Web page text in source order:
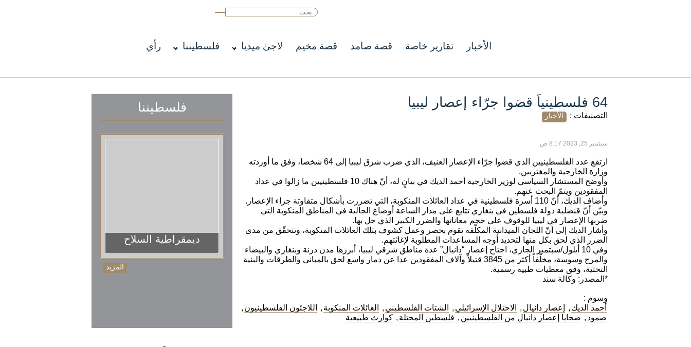
الأخبار تقارير خاصة قصة صامد قصة مخيم لاجئ ميديا فلسطيننا رأي
64 فلسطينياً قضوا جرّاء إعصار ليبيا
التصنيفات : الأخبار
سبتمبر 25, 2023 8:17 ص
ارتفع عدد الفلسطينيين الذي قضوا جرّاء الإعصار العنيف، الذي ضرب شرق ليبيا إلى 64 شخصا، وفق ما أوردته
وزارة الخارجية والمغتربين.
وأوضح المستشار السياسي لوزير الخارجية أحمد الديك في بيانٍ له، أنّ هناك 10 فلسطينيين ما زالوا في عداد
المفقودين ويتمّ البحث عنهم.
وأضاف الديك، أنّ 110 أسرة فلسطينية في عداد العائلات المنكوبة، التي تضررت بأشكال متفاوتة جراء الإعصار.
وبيّن أنّ قنصلية دولة فلسطين في بنغازي تتابع على مدار الساعة أوضاع الجالية في المناطق المنكوبة التي
ضربها الإعصار في ليبيا للوقوف على حجم معاناتها والضرر الكبير الذي حل بها.
وأشار الديك إلى أنّ اللجان الميدانية المكلّفة تقوم بحصر وعمل كشوف بتلك العائلات المنكوبة، وتتحقّق من مدى
الضرر الذي لحق بكل منها لتحديد أوجه المساعدات المطلوبة لإغاثتهم.
وفي 10 أيلول/سبتمبر الجاري، اجتاح إعصار “دانيال” عدة مناطق شرقي ليبيا، أبرزها مدن درنة وبنغازي والبيضاء
والمرج وسوسة، مخلّفاً أكثر من 3845 قتيلاً وآلاف المفقودين عدا عن دمار واسع لحق بالمباني والطرقات والبنية
التحتية، وفق معطيات طبية رسمية.
*المصدر: وكالة سند
وسوم :
أحمد الديك , إعصار دانيال , الاحتلال الإسرائيلي , الشتات الفلسطيني , العائلات المنكوبة , اللاجئون الفلسطينيون ,
صمود , ضحايا إعصار دانيال من الفلسطينيين , فلسطين المحتلة , كوارث طبيعية
فلسطيننا
ديمقراطية السلاح
المزيد